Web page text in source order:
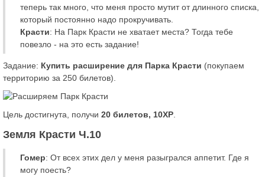
теперь так много, что меня просто мутит от длинного списка,
который постоянно надо прокручивать.
Красти: На Парк Красти не хватает места? Тогда тебе
повезло - на это есть задание!
Задание: Купить расширение для Парка Красти (покупаем
территорию за 250 билетов).
Цель достигнута, получи 20 билетов, 10XP
Земля Красти Ч.10
Гомер: От всех этих дел у меня разыгрался аппетит. Где я
могу поесть?